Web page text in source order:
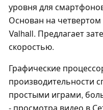
уровня для
Основан на
Valhall. Предлагает
скоростью.
Графические
производительности
простыми играми,